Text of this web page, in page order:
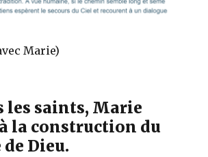
Marie)
les saints, Marie
la construction du
Dieu.